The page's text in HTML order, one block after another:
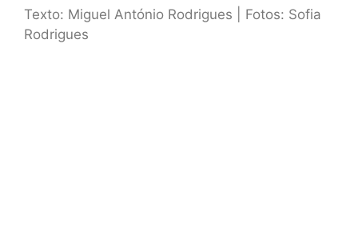
Texto: Miguel António Rodrigues | Fotos: Sofia
Rodrigues